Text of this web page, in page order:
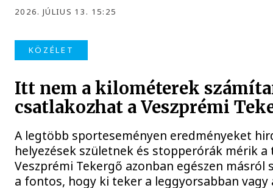
2026. JÚLIUS 13. 15:25
KÖZÉLET
Itt nem a kilométerek
csatlakozhat a Veszprémi
A legtöbb sporteseményen eredményeket
helyezések születnek és stopperórák mérik
Veszprémi Tekergő azonban egészen másról
a fontos, hogy ki teker a leggyorsabban vagy